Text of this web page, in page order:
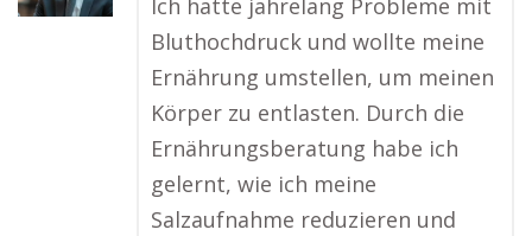
Ich hatte jahrelang Probleme mit
Bluthochdruck und wollte meine
Ernährung umstellen, um meinen
Körper zu entlasten. Durch die
Ernährungsberatung habe ich
gelernt, wie ich meine
Salzaufnahme reduzieren und